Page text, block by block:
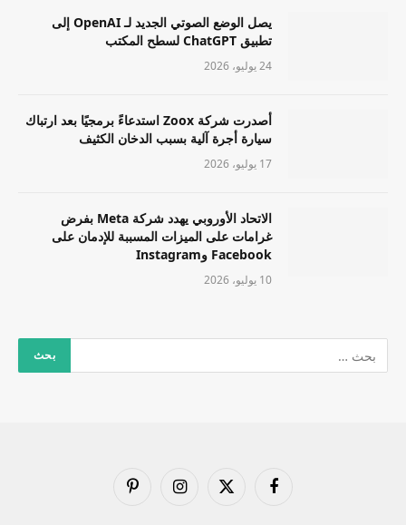
يصل الوضع الصوتي الجديد لـ OpenAI إلى
تطبيق ChatGPT لسطح المكتب
24 يوليو، 2026
أصدرت شركة Zoox استدعاءً برمجيًا بعد ارتباك
سيارة أجرة آلية بسبب الدخان الكثيف
17 يوليو، 2026
الاتحاد الأوروبي يهدد شركة Meta بفرض
غرامات على الميزات المسببة للإدمان على
Facebook وInstagram
10 يوليو، 2026
فيسبوك
X
الانستغرامبينتيريست